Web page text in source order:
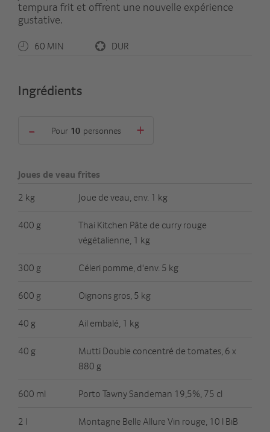
tempura frit et offrent une nouvelle expérience
gustative.
60 MIN DUR
Ingrédients
- Pour personnes +
Joues de veau frites
2 kg
Joue de veau, env. 1 kg
400 g
Thai Kitchen Pâte de curry rouge
végétalienne, 1 kg
300 g Céleri pomme, d'env. 5 kg
600 g Oignons gros, 5 kg
40 g Ail embalé, 1 kg
40 g
Mutti Double concentré de tomates, 6 x
880 g
600 ml Porto Tawny Sandeman 19,5%, 75 cl
2 l Montagne Belle Allure Vin rouge, 10 l BiB